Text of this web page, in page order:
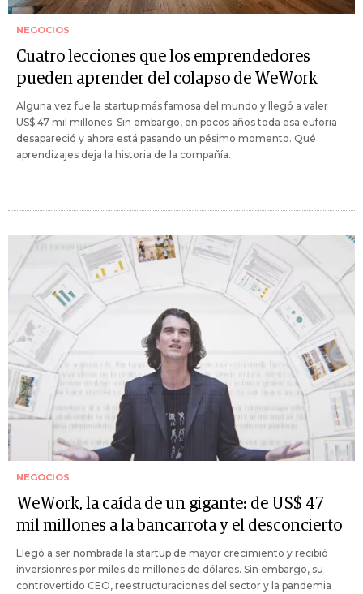
NEGOCIOS
Cuatro lecciones que los emprendedores
pueden aprender del colapso de WeWork
Alguna vez fue la startup más famosa del mundo y llegó a valer
US$ 47 mil millones. Sin embargo, en pocos años toda esa euforia
desapareció y ahora está pasando un pésimo momento. Qué
aprendizajes deja la historia de la compañía.
NEGOCIOS
WeWork, la caída de un gigante: de US$ 47
mil millones a la bancarrota y el desconcierto
Llegó a ser nombrada la startup de mayor crecimiento y recibió
inversionres por miles de millones de dólares. Sin embargo, su
controvertido CEO, reestructuraciones del sector y la pandemia